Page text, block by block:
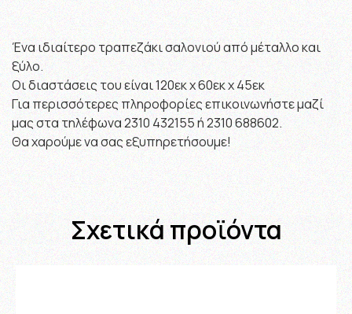
Ένα ιδιαίτερο τραπεζάκι σαλονιού από μέταλλο και
ξύλο.
Οι διαστάσεις του είναι 120εκ x 60εκ x 45εκ
Για περισσότερες πληροφορίες επικοινωνήστε μαζί
μας στα τηλέφωνα 2310 432155 ή 2310 688602.
Θα χαρούμε να σας εξυπηρετήσουμε!
Σχετικά προϊόντα